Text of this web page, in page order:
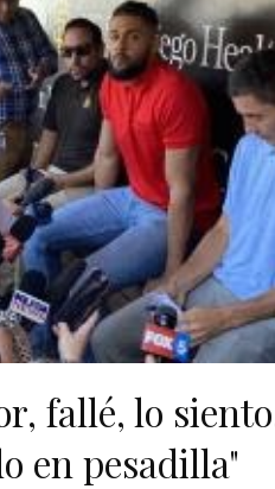
fallé, lo
en pesadilla"